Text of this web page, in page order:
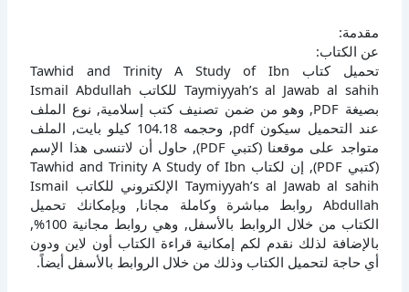
مقدمة:
عن الكتاب:
تحميل كتاب Tawhid and Trinity A Study of Ibn
Taymiyyah’s al Jawab al sahih للكاتب Ismail Abdullah
بصيغة PDF, وهو من ضمن تصنيف كتب إسلامية, نوع الملف
عند التحميل سيكون pdf, وحجمه 104.18 كيلو بايت, الملف
متواجد على موقعنا (كتبي PDF), حاول أن لاتنسى هذا الإسم
(كتبي PDF), إن لكتاب Tawhid and Trinity A Study of Ibn
Taymiyyah’s al Jawab al sahih الإلكتروني للكاتب Ismail
Abdullah روابط مباشرة وكاملة مجانا, وبإمكانك تحميل
الكتاب من خلال الروابط بالأسفل, وهي روابط مجانية 100%,
بالإضافة لذلك نقدم لكم إمكانية قراءة الكتاب أون لاين ودون
أي حاجة لتحميل الكتاب وذلك من خلال الروابط بالأسفل أيضاً.